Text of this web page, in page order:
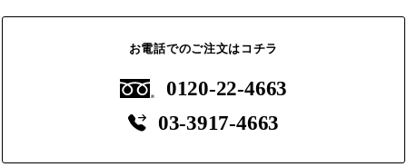
お電話でのご注文はコチラ
0120-22-4663
03-3917-4663